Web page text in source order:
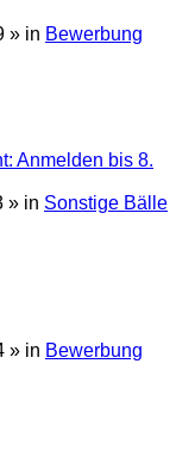
» in Bewerbung
Anmelden bis 8.
» in Sonstige Bälle
» in Bewerbung